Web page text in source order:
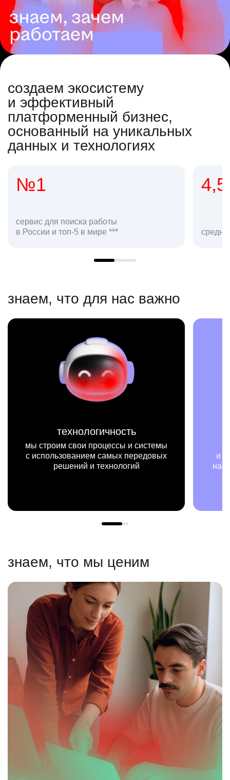
создаем экосистему
и эффективный
платформенный бизнес,
основанный на уникальных
данных и технологиях
для поиска работы
России и топ-5 в мире ***
4,5
средняя
знаем, что для нас важно
технологичность
мы строим свои процессы и системы
с использованием самых передовых
решений и технологий
и
знаем, что мы ценим